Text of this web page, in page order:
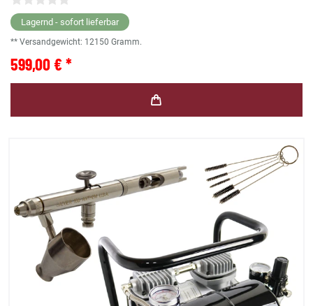
Lagernd - sofort lieferbar
** Versandgewicht: 12150 Gramm.
599,00 € *